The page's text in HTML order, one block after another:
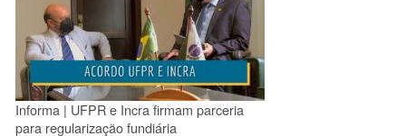
Informa | UFPR e Incra firmam parceria
para regularização fundiária